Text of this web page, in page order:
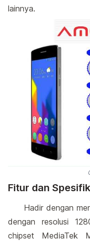
lainnya.
Fitur dan
Hadir dengan
dengan resolusi
chipset MediaTek